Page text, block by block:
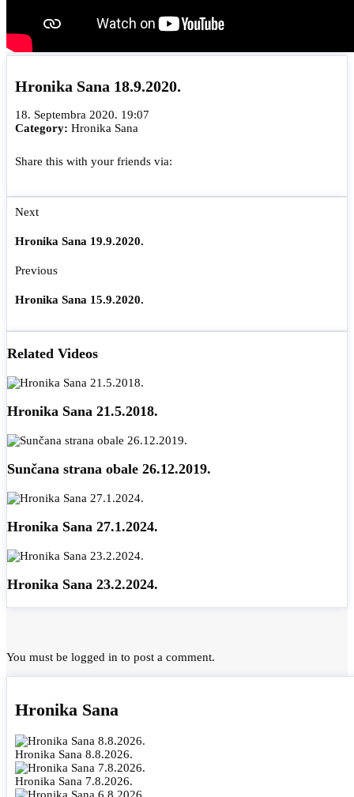
Hronika Sana 18.9.2020.
18. Septembra 2020. 19:07
Category: Hronika Sana
Share this with your friends via:
Next
Hronika Sana 19.9.2020.
Previous
Hronika Sana 15.9.2020.
Related Videos
Hronika Sana 21.5.2018.
Sunčana strana obale 26.12.2019.
Hronika Sana 27.1.2024.
Hronika Sana 23.2.2024.
You must be logged in to post a comment.
Hronika Sana
Hronika Sana 8.8.2026.
Hronika Sana 7.8.2026.